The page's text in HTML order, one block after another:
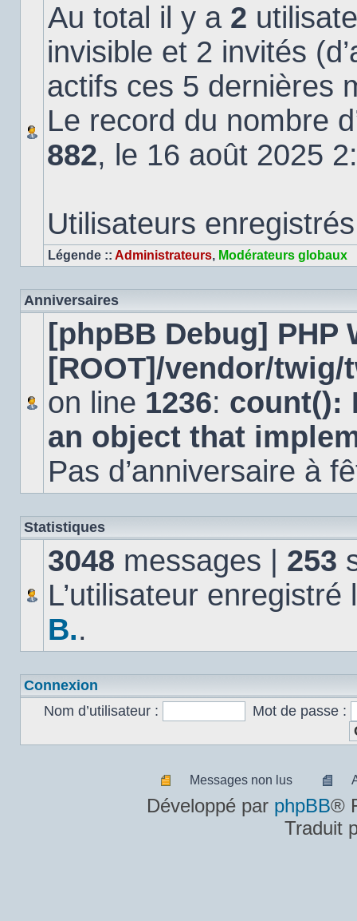
Au total il y a 2
invisible et 2 invités
actifs ces 5 dernières
Le record du nombre
882, le 16 août 2025
Utilisateurs
Légende :: Administrateurs, Modérateurs globaux
Anniversaires
[phpBB Debug] PHP
[ROOT]/vendor/
on line 1236: count():
an object that
Pas d’anniversaire à
Statistiques
3048 messages | 253
L’utilisateur
B..
Connexion
Nom d’utilisateur :
Mot de passe :
Messages
non
Messages non lus
lu
Développé par phpBB®
Traduit